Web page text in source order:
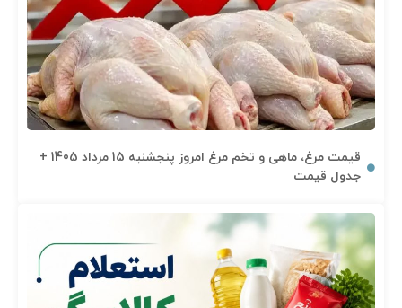
قیمت مرغ، ماهی و تخم مرغ امروز پنجشنبه 15 مرداد 1405 +
جدول قیمت